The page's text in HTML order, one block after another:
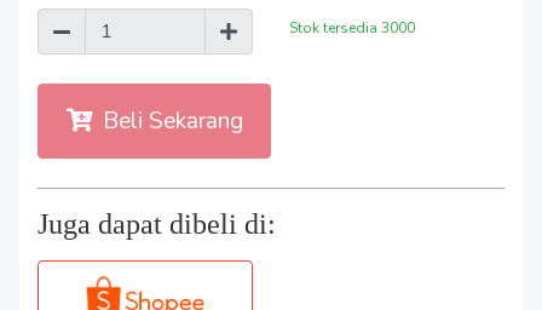
Stok tersedia 3000
Beli Sekarang
Juga dapat dibeli di: